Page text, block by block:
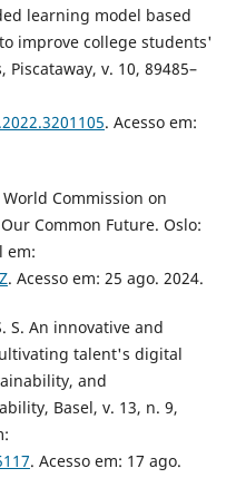
learning model based
improve college students'
Piscataway, v. 10, 89485–
. Acesso em:
Commission on
Common Future. Oslo:
em:
. Acesso em: 25 ago. 2024.
S. An innovative and
talent's digital
and
Basel, v. 13, n. 9,
. Acesso em: 17 ago.